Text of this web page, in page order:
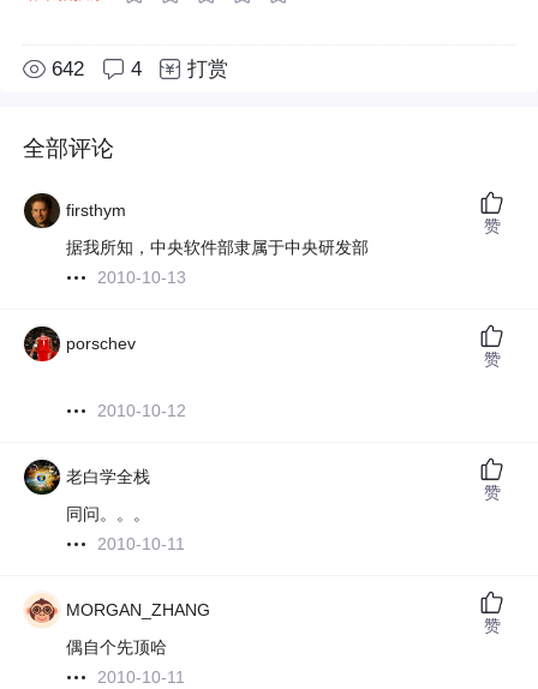
642 4 打赏
全部评论
firsthym
据我所知，中央软件部隶属于中央研发部
2010-10-13
赞
porschev
2010-10-12
赞
老白学全栈
同问。。。
2010-10-11
赞
MORGAN_ZHANG
偶自个先顶哈
2010-10-11
赞